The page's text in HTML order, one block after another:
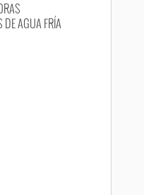
DE AGUA FRÍA